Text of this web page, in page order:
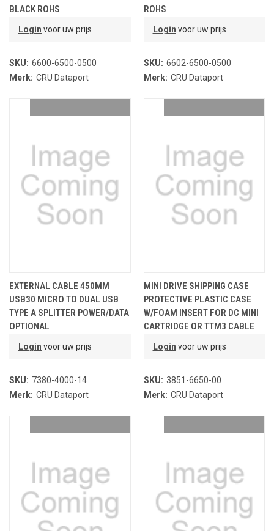
BLACK ROHS
Login voor uw prijs
SKU: 6600-6500-0500
Merk: CRU Dataport
ROHS
Login voor uw prijs
SKU: 6602-6500-0500
Merk: CRU Dataport
EXTERNAL CABLE 450MM
USB30 MICRO TO DUAL USB
TYPE A SPLITTER POWER/DATA
OPTIONAL
Login voor uw prijs
SKU: 7380-4000-14
Merk: CRU Dataport
MINI DRIVE SHIPPING CASE
PROTECTIVE PLASTIC CASE
W/FOAM INSERT FOR DC MINI
CARTRIDGE OR TTM3 CABLE
Login voor uw prijs
SKU: 3851-6650-00
Merk: CRU Dataport